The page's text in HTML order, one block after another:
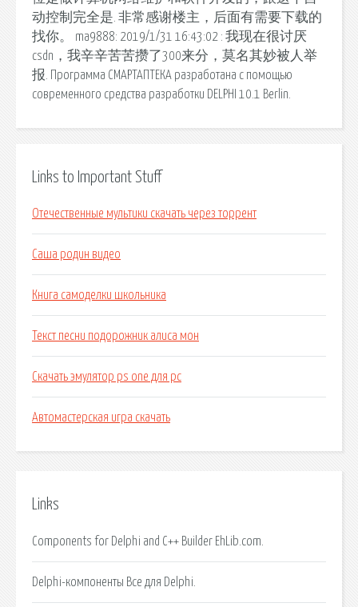
动控制完全是. 非常感谢楼主，后面有需要下载的
找你。 ma9888: 2019/1/31 16:43:02 : 我现在很讨厌
csdn，我辛辛苦苦攒了300来分，莫名其妙被人举
报. Программа СМАРТАПТЕКА разработана с помощью
современного средства разработки DELPHI 10.1 Berlin.
Links to Important Stuff
Отечественные мультики скачать через торрент
Саша родин видео
Книга самоделки школьника
Текст песни подорожник алиса мон
Скачать эмулятор ps one для pc
Автомастерская игра скачать
Links
Components for Delphi and C++ Builder EhLib.com.
Delphi-компоненты Все для Delphi.